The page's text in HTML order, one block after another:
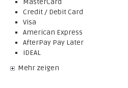
MasterCard
Credit / Debit Card
Visa
American Express
AfterPay Pay Later
iDEAL
Mehr zeigen